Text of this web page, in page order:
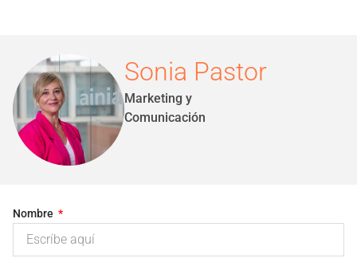
Sonia Pastor
Marketing y
Comunicación
Nombre